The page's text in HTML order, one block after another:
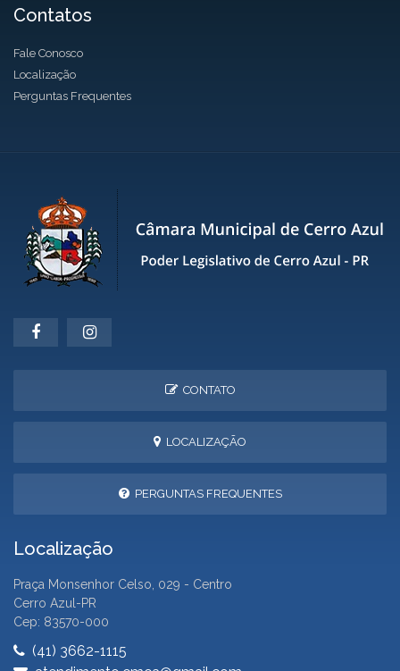
Contatos
Fale Conosco
Localização
Perguntas Frequentes
CONTATO
LOCALIZAÇÃO
PERGUNTAS FREQUENTES
Localização
Praça Monsenhor Celso, 029 - Centro
Cerro Azul-PR
Cep: 83570-000
(41) 3662-1115